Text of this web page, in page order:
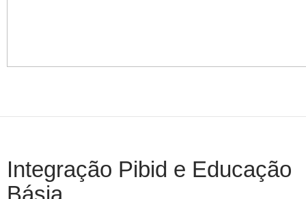
Integração Pibid e Educação
Básia